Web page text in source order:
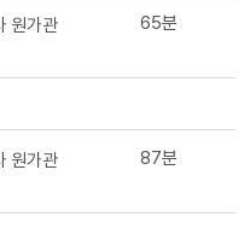
원가관
65분
원가관
87분